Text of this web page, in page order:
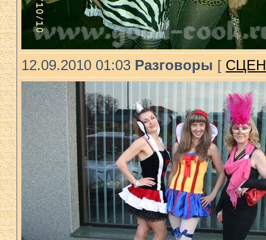
12.09.2010 01:03 Разговоры [